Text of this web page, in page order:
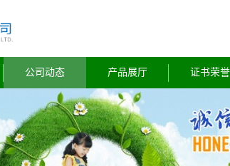
公司动态 产品展厅 证书荣誉